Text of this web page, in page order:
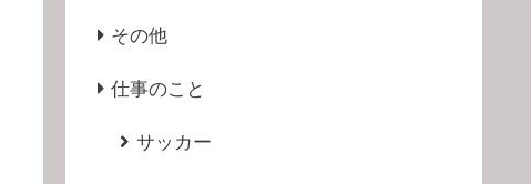
その他
仕事のこと
サッカー